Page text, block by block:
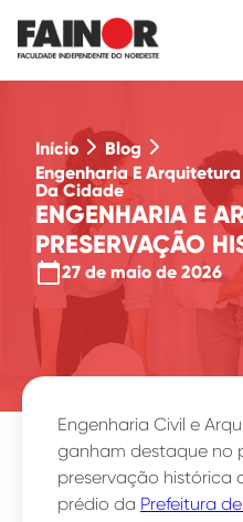
Início
Blog
Engenharia E
Da Cidade
ENGENHARIA E
PRESERVAÇÃO
calendar_today27 de maio de 2026
Engenharia Civil e
ganham destaque no
preservação
prédio da Prefeitura